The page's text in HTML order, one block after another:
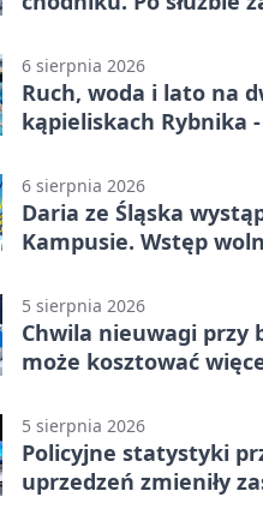
6 sierpnia 2026
Ruch, woda i lato na
kąpieliskach Rybnika
6 sierpnia 2026
Daria ze Śląska
Kampusie. Wstęp
5 sierpnia 2026
Chwila nieuwagi przy
może kosztować
5 sierpnia 2026
Policyjne statystyki
uprzedzeń zmieniły